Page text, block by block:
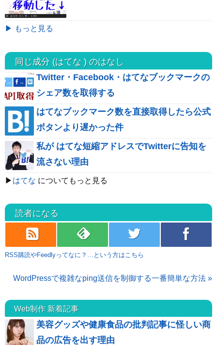
▶ もっと見る
同じ成分 (はてな ) のはなし
Twitter・Facebook・はてなブックマークの
シェア数を取得する
はてなブックマーク数を直接取得したら公式
ボタンより遅かった件
私が はてな短縮アドレスでTwitterに告知を
流さない理由
▶ はてな についてもっと見る
読者になる
rss feedly twitter facebook
RSS購読やFeedlyってなに？…という方はこちら
WordPressで複雑なping送信を制御する一番簡単な方法 »
Web制作 新着記事
美容グッズや健康食品の批判記事に怪しい商
品の広告を出す理由